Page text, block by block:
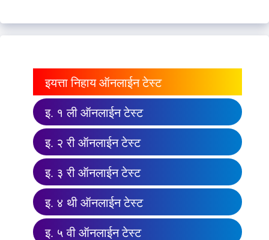
इयत्ता निहाय ऑनलाईन टेस्ट
इ. १ ली ऑनलाईन टेस्ट
इ. २ री ऑनलाईन टेस्ट
इ. ३ री ऑनलाईन टेस्ट
इ. ४ थी ऑनलाईन टेस्ट
इ. ५ वी ऑनलाईन टेस्ट